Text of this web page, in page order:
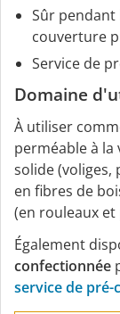
Sûr pendant
couverture
Service de
Domaine
À utiliser
perméable à
solide (voliges,
en fibres de
(en rouleaux et
Également
confectionnée
service de